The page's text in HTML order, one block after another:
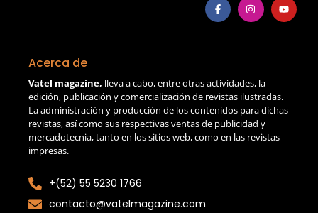
Acerca de
Vatel magazine, lleva a cabo, entre otras actividades, la
edición, publicación y comercialización de revistas ilustradas.
La administración y producción de los contenidos para dichas
revistas, así como sus respectivas ventas de publicidad y
mercadotecnia, tanto en los sitios web, como en las revistas
impresas.
+(52) 55 5230 1766
contacto@vatelmagazine.com